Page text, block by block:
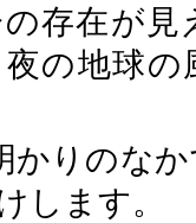
存在が
の地球
かりのな
します。